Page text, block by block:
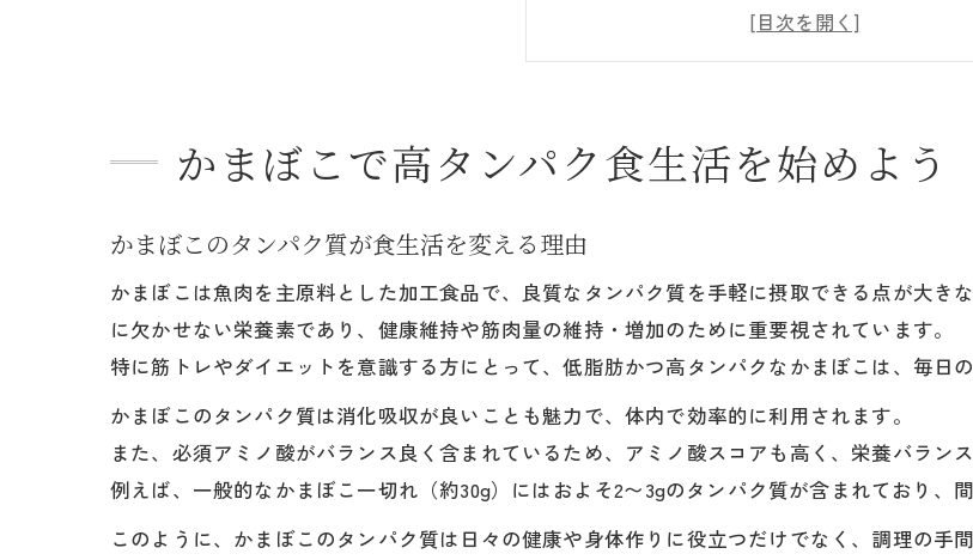
筋トレに最適なかまぼこの取り入れ方
かまぼこのタンパク質量と手軽さの
筋トレ時に注目したいかまぼこの栄養価
筋トレに役立つかまぼこの栄養素を
筋トレ後の回復に最適なかまぼこの
かまぼこで手軽にタンパク質を摂る
かまぼこが低脂肪・高タンパクな訳
魚肉由来のかまぼこタンパク質の特
かまぼこで高タンパク食生活を始めよう
かまぼこのタンパク質が食生活を変える理由
かまぼこは魚肉を主原料とした加工食品で、良質なタンパク質を手軽に摂取できる点が大き
に欠かせない栄養素であり、健康維持や筋肉量の維持・増加のために重要視されています。
特に筋トレやダイエットを意識する方にとって、低脂肪かつ高タンパクなかまぼこは、毎日
かまぼこのタンパク質は消化吸収が良いことも魅力で、体内で効率的に利用されます。
また、必須アミノ酸がバランス良く含まれているため、アミノ酸スコアも高く、栄養バラン
例えば、一般的なかまぼこ一切れ（約30g）にはおよそ2〜3gのタンパク質が含まれており、
このように、かまぼこのタンパク質は日々の健康や身体作りに役立つだけでなく、調理の